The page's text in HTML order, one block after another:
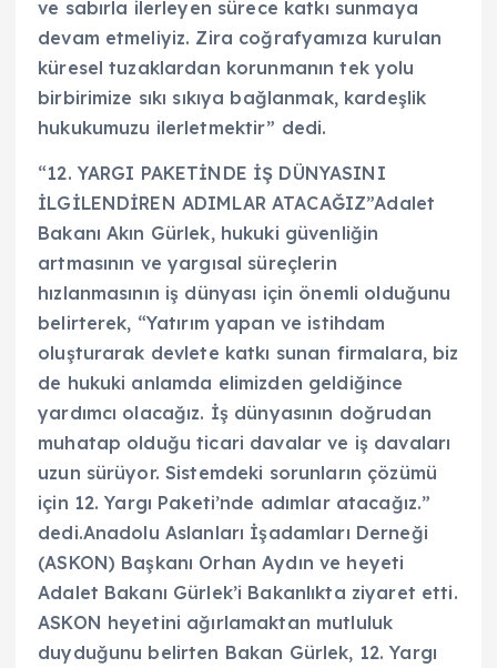
ve sabırla ilerleyen sürece katkı sunmaya
devam etmeliyiz. Zira coğrafyamıza kurulan
küresel tuzaklardan korunmanın tek yolu
birbirimize sıkı sıkıya bağlanmak, kardeşlik
hukukumuzu ilerletmektir” dedi.
“12. YARGI PAKETİNDE İŞ DÜNYASINI
İLGİLENDİREN ADIMLAR ATACAĞIZ”Adalet
Bakanı Akın Gürlek, hukuki güvenliğin
artmasının ve yargısal süreçlerin
hızlanmasının iş dünyası için önemli olduğunu
belirterek, “Yatırım yapan ve istihdam
oluşturarak devlete katkı sunan firmalara, biz
de hukuki anlamda elimizden geldiğince
yardımcı olacağız. İş dünyasının doğrudan
muhatap olduğu ticari davalar ve iş davaları
uzun sürüyor. Sistemdeki sorunların çözümü
için 12. Yargı Paketi’nde adımlar atacağız.”
dedi.Anadolu Aslanları İşadamları Derneği
(ASKON) Başkanı Orhan Aydın ve heyeti
Adalet Bakanı Gürlek’i Bakanlıkta ziyaret etti.
ASKON heyetini ağırlamaktan mutluluk
duyduğunu belirten Bakan Gürlek, 12. Yargı